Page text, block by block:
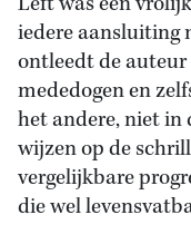
iedere aansluiting
ontleedt de
mededogen en
het andere, niet in
wijzen op de
vergelijkbare
die wel